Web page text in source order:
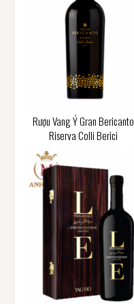
Rượu Vang Ý Gran Bericanto
Riserva Colli Berici